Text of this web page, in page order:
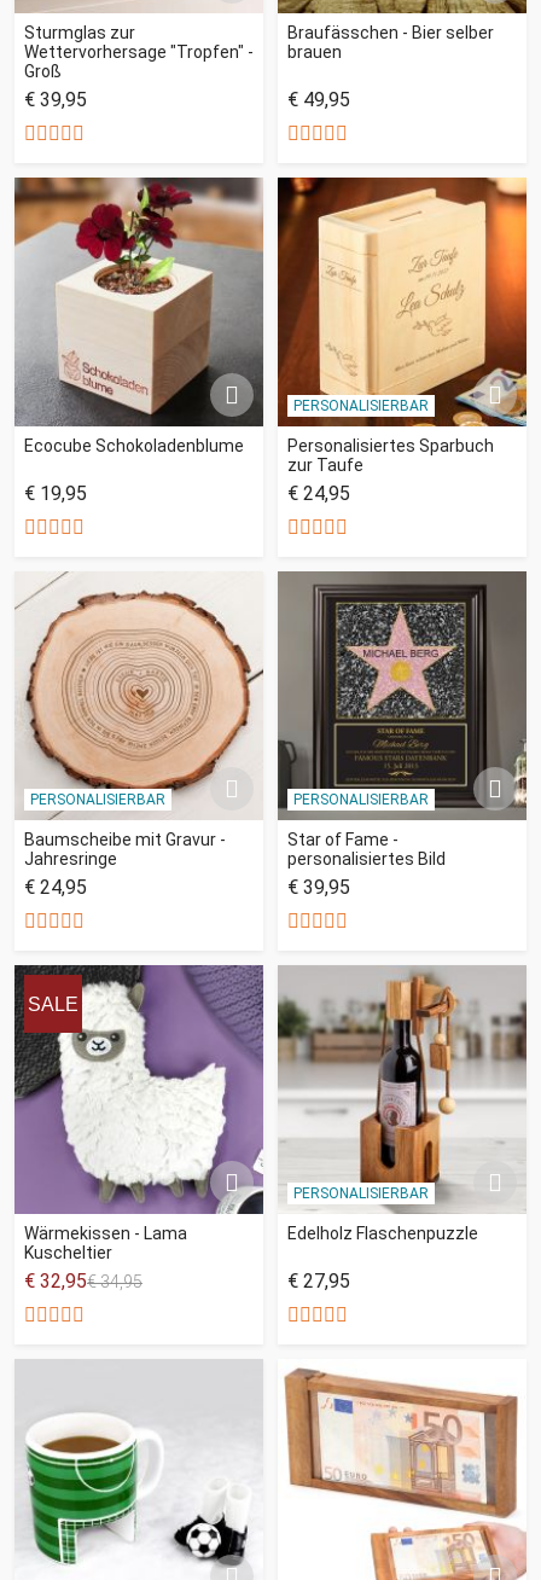
Sturmglas zur
Wettervorhersage "Tropfen" -
Groß
€ 39,95
Braufässchen - Bier selber
brauen
€ 49,95
Ecocube Schokoladenblume
€ 19,95
PERSONALISIERBAR
Personalisiertes Sparbuch
zur Taufe
€ 24,95
PERSONALISIERBAR
Baumscheibe mit Gravur -
Jahresringe
€ 24,95
PERSONALISIERBAR
Star of Fame -
personalisiertes Bild
€ 39,95
SALE
Wärmekissen - Lama
Kuscheltier
€ 32,95€ 34,95
PERSONALISIERBAR
Edelholz Flaschenpuzzle
€ 27,95